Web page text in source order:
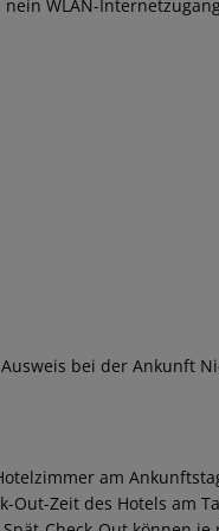
WLAN-
bei der Ankunft
am
Out-Zeit des Hotels am